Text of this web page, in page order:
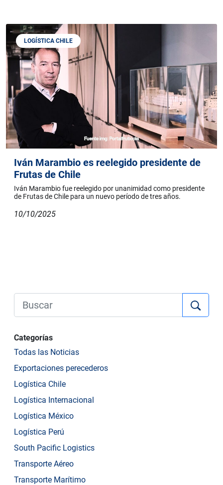
LOGÍSTICA CHILE
Iván Marambio es reelegido presidente de
Frutas de Chile
Iván Marambio fue reelegido por unanimidad como presidente
de Frutas de Chile para un nuevo período de tres años.
10/10/2025
Categorías
Todas las Noticias
Exportaciones perecederos
Logística Chile
Logística Internacional
Logística México
Logística Perú
South Pacific Logistics
Transporte Aéreo
Transporte Marítimo